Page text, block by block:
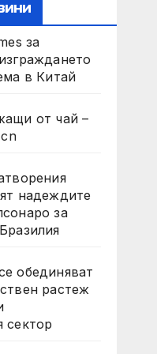
за
в Китай
от чай –
надеждите
за
обединяват
растеж
сектор